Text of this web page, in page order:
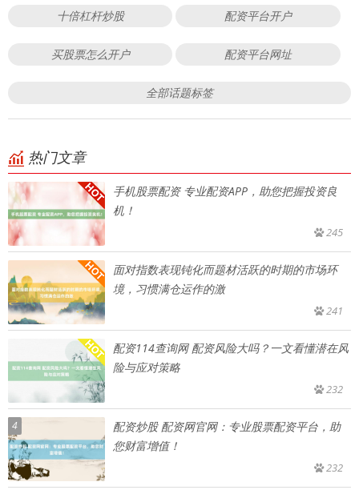
十倍杠杆炒股 配资平台开户
买股票怎么开户 配资平台网址
全部话题标签
热门文章
手机股票配资 专业配资APP，助您把握投资良
机！
245
面对指数表现钝化而题材活跃的时期的市场环
境，习惯满仓运作的激
241
配资114查询网 配资风险大吗？一文看懂潜在风
险与应对策略
232
4
配资炒股 配资网官网：专业股票配资平台，助
您财富增值！
232